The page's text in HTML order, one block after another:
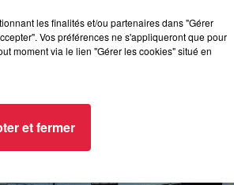
les finalités et/ou partenaires dans "Gérer
Vos préférences ne s'appliqueront que pour
moment via le lien "Gérer les cookies" situé en
et fermer